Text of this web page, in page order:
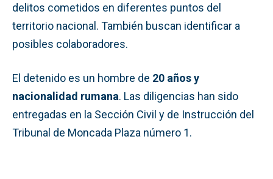
delitos cometidos en diferentes puntos del
territorio nacional. También buscan identificar a
posibles colaboradores.
El detenido es un hombre de 20 años y
nacionalidad rumana. Las diligencias han sido
entregadas en la Sección Civil y de Instrucción del
Tribunal de Moncada Plaza número 1.